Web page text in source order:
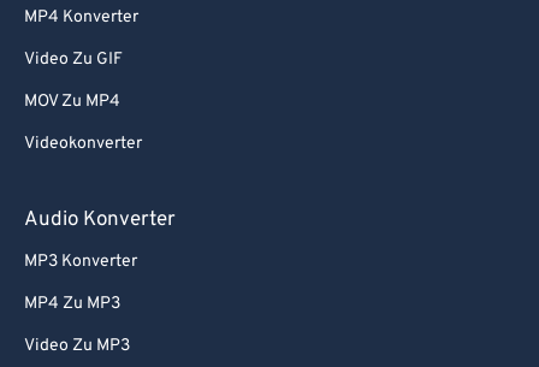
MP4 Konverter
Video Zu GIF
MOV Zu MP4
Videokonverter
Audio Konverter
MP3 Konverter
MP4 Zu MP3
Video Zu MP3